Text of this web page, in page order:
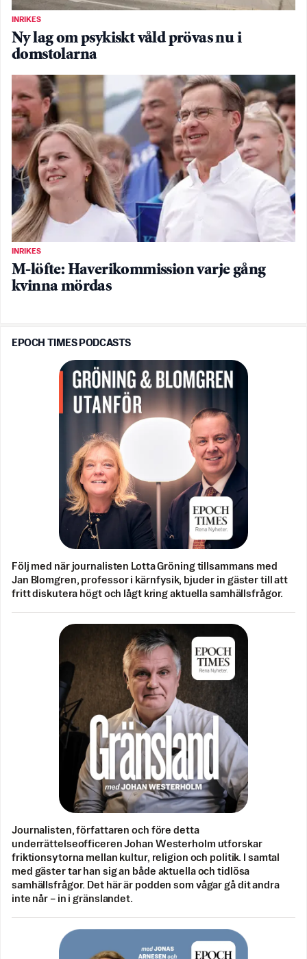
INRIKES
Ny lag om psykiskt våld prövas nu i
domstolarna
INRIKES
M-löfte: Haverikommission varje gång
kvinna mördas
EPOCH TIMES PODCASTS
Följ med när journalisten Lotta Gröning tillsammans med
Jan Blomgren, professor i kärnfysik, bjuder in gäster till att
fritt diskutera högt och lågt kring aktuella samhällsfrågor.
Journalisten, författaren och före detta
underrättelseofficeren Johan Westerholm utforskar
friktionsytorna mellan kultur, religion och politik. I samtal
med gäster tar han sig an både aktuella och tidlösa
samhällsfrågor. Det här är podden som vågar gå dit andra
inte når – in i gränslandet.